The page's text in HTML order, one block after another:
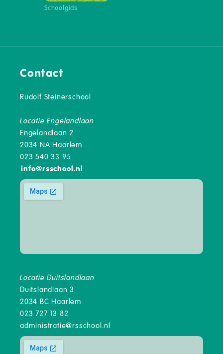
Schoolgids
Contact
Rudolf Steinerschool
Locatie Engelandlaan
Engelandlaan 2
2034 NA Haarlem
023 540 33 95
info@rsschool.nl
Locatie Duitslandlaan
Duitslandlaan 3
2034 BC Haarlem
023 727 13 82
administratie@rsschool.nl